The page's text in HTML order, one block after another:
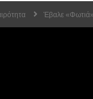
Έβαλε